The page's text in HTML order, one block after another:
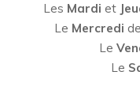
Les Mardi et
Le Mercredi de
Le
Le